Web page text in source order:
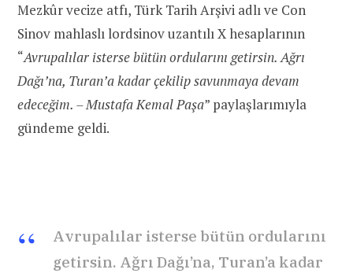
Mezkûr vecize atfı, Türk Tarih Arşivi adlı ve Con
Sinov mahlaslı lordsinov uzantılı X hesaplarının
“Avrupalılar isterse bütün ordularını getirsin. Ağrı
Dağı’na, Turan’a kadar çekilip savunmaya devam
edeceğim. – Mustafa Kemal Paşa” paylaşlarımıyla
gündeme geldi.
Avrupalılar isterse bütün ordularını
getirsin. Ağrı Dağı’na, Turan’a kadar